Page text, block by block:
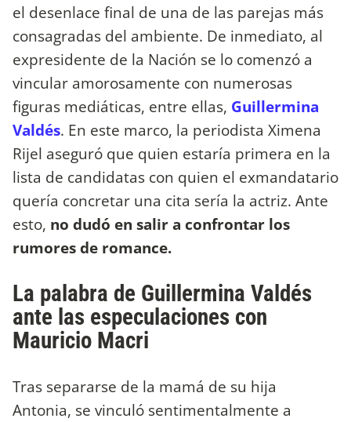
el desenlace final de una de las parejas más
consagradas del ambiente. De inmediato, al
expresidente de la Nación se lo comenzó a
vincular amorosamente con numerosas
figuras mediáticas, entre ellas, Guillermina
Valdés. En este marco, la periodista Ximena
Rijel aseguró que quien estaría primera en la
lista de candidatas con quien el exmandatario
quería concretar una cita sería la actriz. Ante
esto, no dudó en salir a confrontar los
rumores de romance.
La palabra de Guillermina Valdés
ante las especulaciones con
Mauricio Macri
Tras separarse de la mamá de su hija
Antonia, se vinculó sentimentalmente a